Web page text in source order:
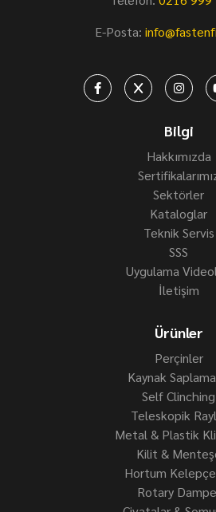
E-Posta:
Bilgi
Hakkımızda
Sektörler
Kataloglar
Teknik Servis
SSS
Uygulama
İletişim
Ürünler
Perçinler
Kaynak
Self Clinching
Teleskopik
Metal & Plastik
Kilit &
Hortum
Rotary